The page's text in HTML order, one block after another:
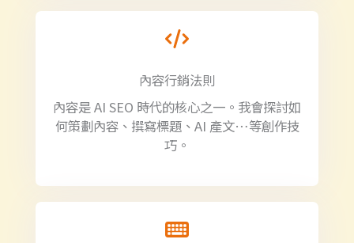
內容行銷法則
內容是 AI SEO 時代的核心之一。我會探討如
何策劃內容、撰寫標題、AI 產文…等創作技
巧。